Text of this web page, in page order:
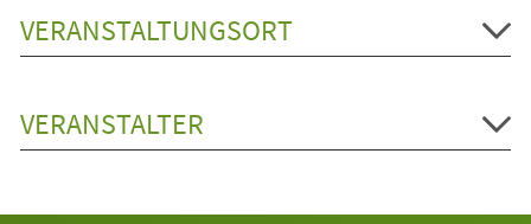
VERANSTALTUNGSORT
VERANSTALTER